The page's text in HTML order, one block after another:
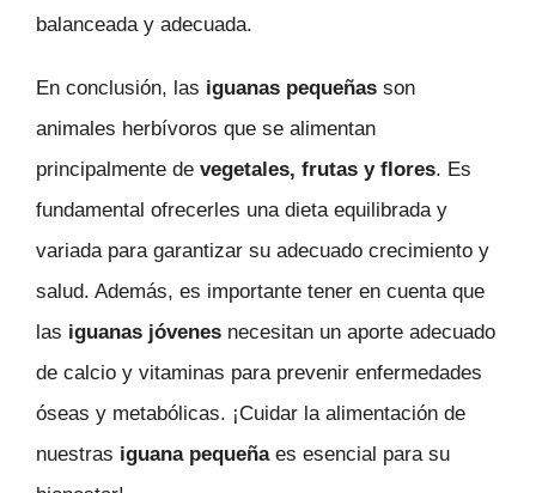
balanceada y adecuada.
En conclusión, las iguanas pequeñas son
animales herbívoros que se alimentan
principalmente de vegetales, frutas y flores. Es
fundamental ofrecerles una dieta equilibrada y
variada para garantizar su adecuado crecimiento y
salud. Además, es importante tener en cuenta que
las iguanas jóvenes necesitan un aporte adecuado
de calcio y vitaminas para prevenir enfermedades
óseas y metabólicas. ¡Cuidar la alimentación de
nuestras iguana pequeñaes esencial para su